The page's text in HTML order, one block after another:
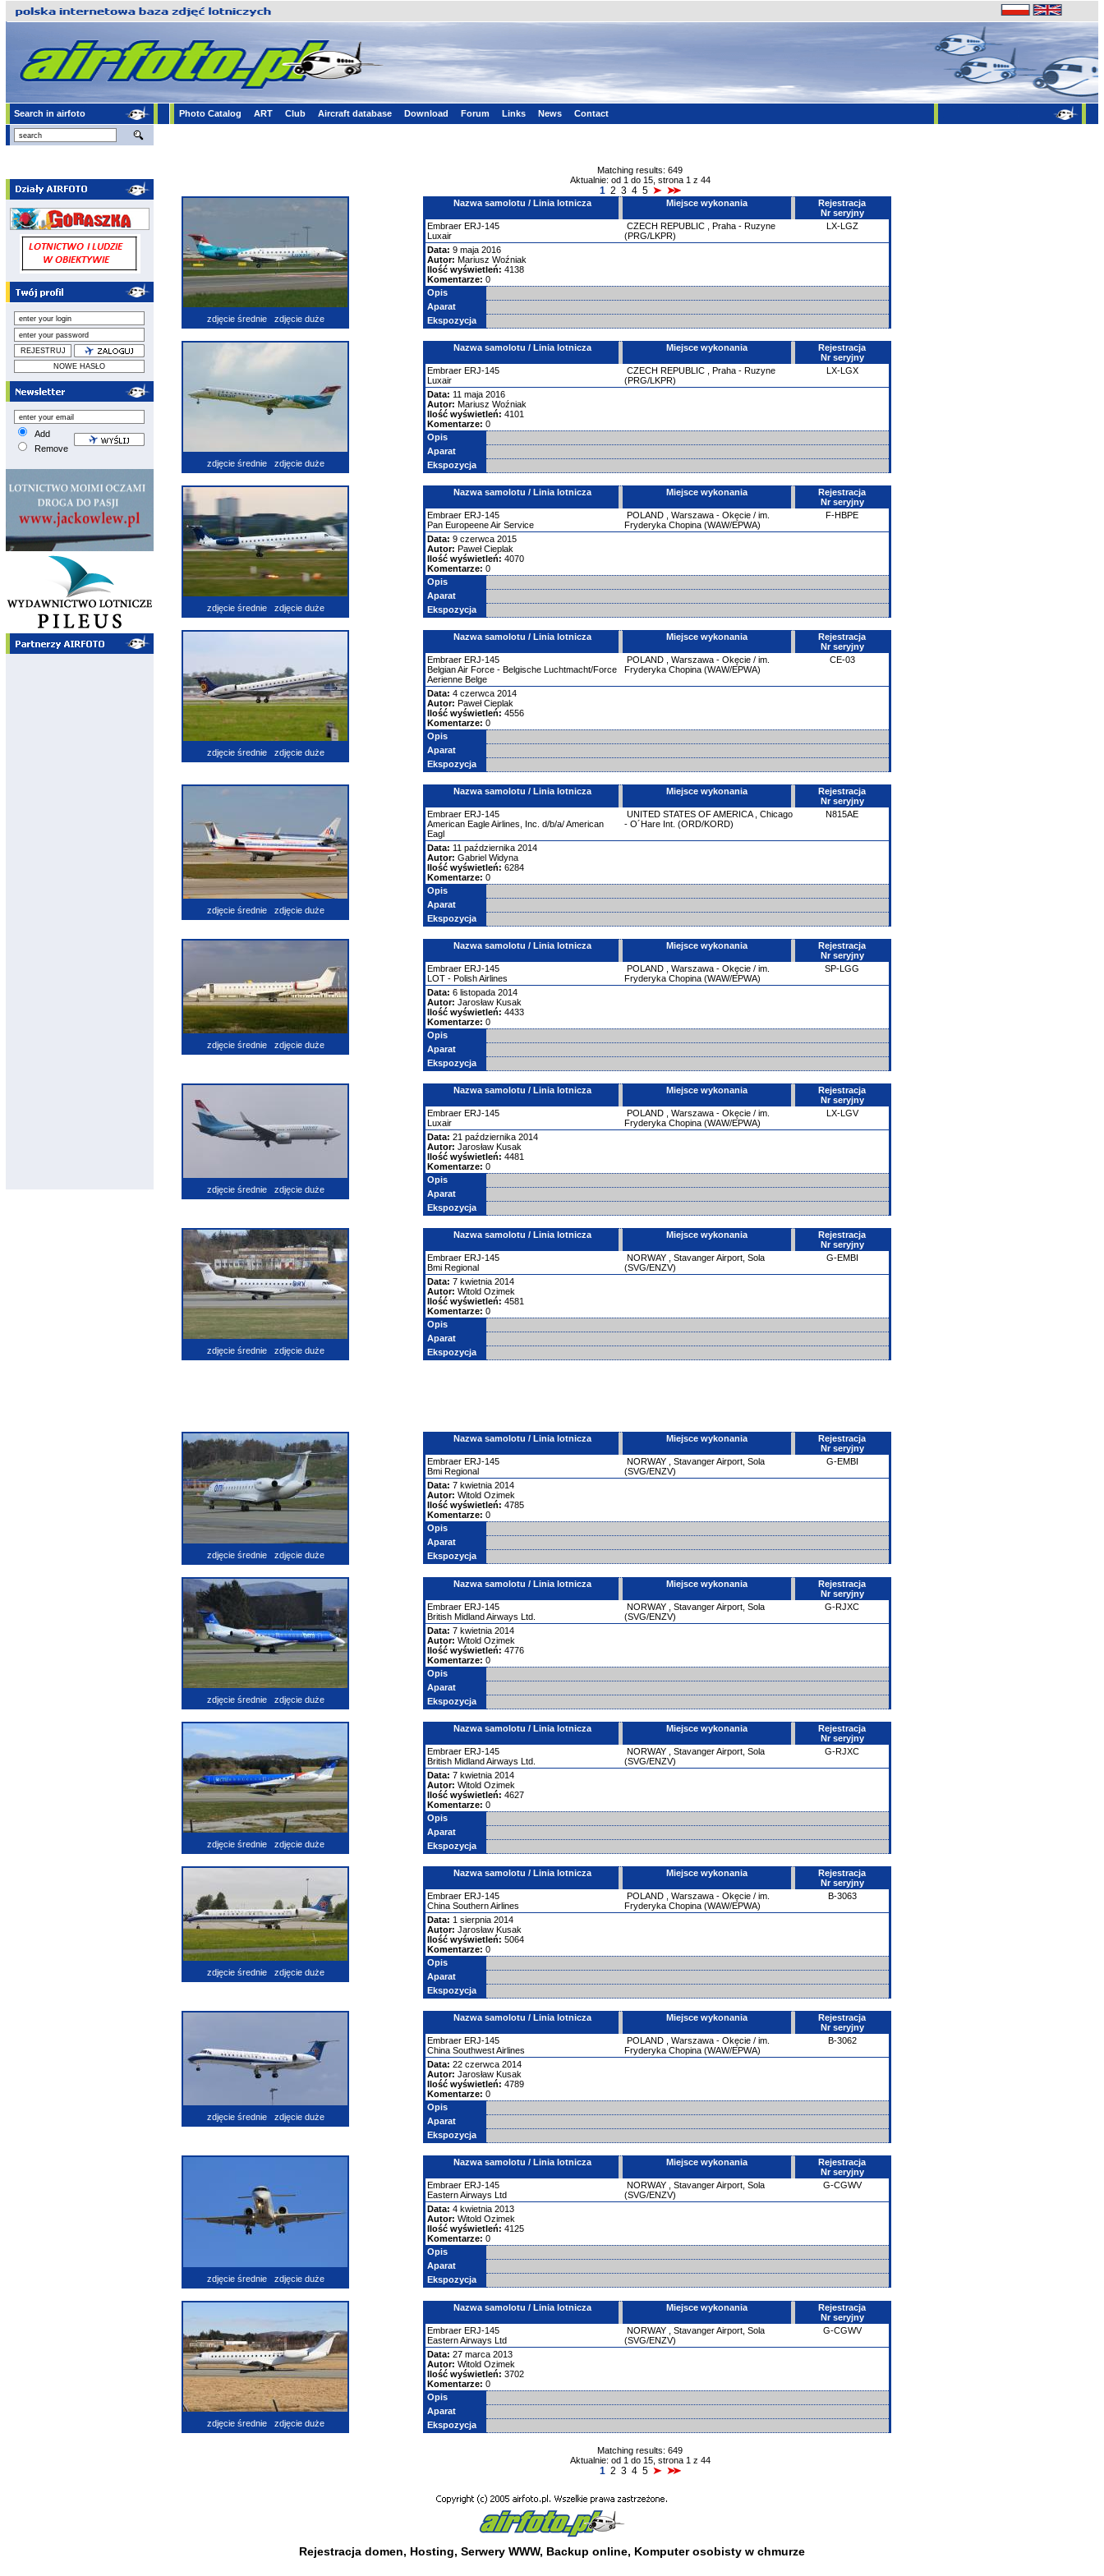
Search in airfoto Photo Catalog ART Club Aircraft database Download Forum Links News Contact
Add
Remove
Matching results: 649
Aktualnie: od 1 do 15, strona 1 z 44
1 2 3 4 5
zdjęcie średnie zdjęcie duże
Nazwa samolotu / Linia lotnicza Miejsce wykonania
Rejestracja
Nr seryjny
Embraer ERJ-145
Luxair
CZECH REPUBLIC
Praha - Ruzyne
(PRG/LKPR)
LX-LGZ
Data: 9 maja 2016
Autor: Mariusz Woźniak
Ilość wyświetleń: 4138
Komentarze: 0
Opis
Aparat
Ekspozycja
zdjęcie średnie zdjęcie duże
Nazwa samolotu / Linia lotnicza Miejsce wykonania
Rejestracja
Nr seryjny
Embraer ERJ-145
Luxair
CZECH REPUBLIC
Praha - Ruzyne
(PRG/LKPR)
LX-LGX
Data: 11 maja 2016
Autor: Mariusz Woźniak
Ilość wyświetleń: 4101
Komentarze: 0
Opis
Aparat
Ekspozycja
zdjęcie średnie zdjęcie duże
Nazwa samolotu / Linia lotnicza Miejsce wykonania
Rejestracja
Nr seryjny
Embraer ERJ-145
Pan Europeene Air Service
POLAND
Warszawa - Okęcie / im.
Fryderyka Chopina (WAW/EPWA)
F-HBPE
Data: 9 czerwca 2015
Autor: Paweł Cieplak
Ilość wyświetleń: 4070
Komentarze: 0
Opis
Aparat
Ekspozycja
zdjęcie średnie zdjęcie duże
Nazwa samolotu / Linia lotnicza Miejsce wykonania
Rejestracja
Nr seryjny
Embraer ERJ-145
Belgian Air Force - Belgische Luchtmacht/Force
Aerienne Belge
POLAND
Warszawa - Okęcie / im.
Fryderyka Chopina (WAW/EPWA)
CE-03
Data: 4 czerwca 2014
Autor: Paweł Cieplak
Ilość wyświetleń: 4556
Komentarze: 0
Opis
Aparat
Ekspozycja
zdjęcie średnie zdjęcie duże
Nazwa samolotu / Linia lotnicza Miejsce wykonania
Rejestracja
Nr seryjny
Embraer ERJ-145
American Eagle Airlines, Inc. d/b/a/ American
Eagl
UNITED STATES OF AMERICA, Chicago
- O´Hare Int. (ORD/KORD)
N815AE
Data: 11 października 2014
Autor: Gabriel Widyna
Ilość wyświetleń: 6284
Komentarze: 0
Opis
Aparat
Ekspozycja
zdjęcie średnie zdjęcie duże
Nazwa samolotu / Linia lotnicza Miejsce wykonania
Rejestracja
Nr seryjny
Embraer ERJ-145
LOT - Polish Airlines
POLAND
Warszawa - Okęcie / im.
Fryderyka Chopina (WAW/EPWA)
SP-LGG
Data: 6 listopada 2014
Autor: Jarosław Kusak
Ilość wyświetleń: 4433
Komentarze: 0
Opis
Aparat
Ekspozycja
zdjęcie średnie zdjęcie duże
Nazwa samolotu / Linia lotnicza Miejsce wykonania
Rejestracja
Nr seryjny
Embraer ERJ-145
Luxair
POLAND
Warszawa - Okęcie / im.
Fryderyka Chopina (WAW/EPWA)
LX-LGV
Data: 21 października 2014
Autor: Jarosław Kusak
Ilość wyświetleń: 4481
Komentarze: 0
Opis
Aparat
Ekspozycja
zdjęcie średnie zdjęcie duże
Nazwa samolotu / Linia lotnicza Miejsce wykonania
Rejestracja
Nr seryjny
Embraer ERJ-145
Bmi Regional
NORWAY
Stavanger Airport, Sola
(SVG/ENZV)
G-EMBI
Data: 7 kwietnia 2014
Autor: Witold Ozimek
Ilość wyświetleń: 4581
Komentarze: 0
Opis
Aparat
Ekspozycja
zdjęcie średnie zdjęcie duże
Nazwa samolotu / Linia lotnicza Miejsce wykonania
Rejestracja
Nr seryjny
Embraer ERJ-145
Bmi Regional
NORWAY
Stavanger Airport, Sola
(SVG/ENZV)
G-EMBI
Data: 7 kwietnia 2014
Autor: Witold Ozimek
Ilość wyświetleń: 4785
Komentarze: 0
Opis
Aparat
Ekspozycja
zdjęcie średnie zdjęcie duże
Nazwa samolotu / Linia lotnicza Miejsce wykonania
Rejestracja
Nr seryjny
Embraer ERJ-145
British Midland Airways Ltd.
NORWAY
Stavanger Airport, Sola
(SVG/ENZV)
G-RJXC
Data: 7 kwietnia 2014
Autor: Witold Ozimek
Ilość wyświetleń: 4776
Komentarze: 0
Opis
Aparat
Ekspozycja
zdjęcie średnie zdjęcie duże
Nazwa samolotu / Linia lotnicza Miejsce wykonania
Rejestracja
Nr seryjny
Embraer ERJ-145
British Midland Airways Ltd.
NORWAY
Stavanger Airport, Sola
(SVG/ENZV)
G-RJXC
Data: 7 kwietnia 2014
Autor: Witold Ozimek
Ilość wyświetleń: 4627
Komentarze: 0
Opis
Aparat
Ekspozycja
zdjęcie średnie zdjęcie duże
Nazwa samolotu / Linia lotnicza Miejsce wykonania
Rejestracja
Nr seryjny
Embraer ERJ-145
China Southern Airlines
POLAND
Warszawa - Okęcie / im.
Fryderyka Chopina (WAW/EPWA)
B-3063
Data: 1 sierpnia 2014
Autor: Jarosław Kusak
Ilość wyświetleń: 5064
Komentarze: 0
Opis
Aparat
Ekspozycja
zdjęcie średnie zdjęcie duże
Nazwa samolotu / Linia lotnicza Miejsce wykonania
Rejestracja
Nr seryjny
Embraer ERJ-145
China Southwest Airlines
POLAND
Warszawa - Okęcie / im.
Fryderyka Chopina (WAW/EPWA)
B-3062
Data: 22 czerwca 2014
Autor: Jarosław Kusak
Ilość wyświetleń: 4789
Komentarze: 0
Opis
Aparat
Ekspozycja
zdjęcie średnie zdjęcie duże
Nazwa samolotu / Linia lotnicza Miejsce wykonania
Rejestracja
Nr seryjny
Embraer ERJ-145
Eastern Airways Ltd
NORWAY
Stavanger Airport, Sola
(SVG/ENZV)
G-CGWV
Data: 4 kwietnia 2013
Autor: Witold Ozimek
Ilość wyświetleń: 4125
Komentarze: 0
Opis
Aparat
Ekspozycja
zdjęcie średnie zdjęcie duże
Nazwa samolotu / Linia lotnicza Miejsce wykonania
Rejestracja
Nr seryjny
Embraer ERJ-145
Eastern Airways Ltd
NORWAY
Stavanger Airport, Sola
(SVG/ENZV)
G-CGWV
Data: 27 marca 2013
Autor: Witold Ozimek
Ilość wyświetleń: 3702
Komentarze: 0
Opis
Aparat
Ekspozycja
Matching results: 649
Aktualnie: od 1 do 15, strona 1 z 44
1 2 3 4 5
Rejestracja domen, Hosting, Serwery WWW, Backup online, Komputer osobisty w chmurze